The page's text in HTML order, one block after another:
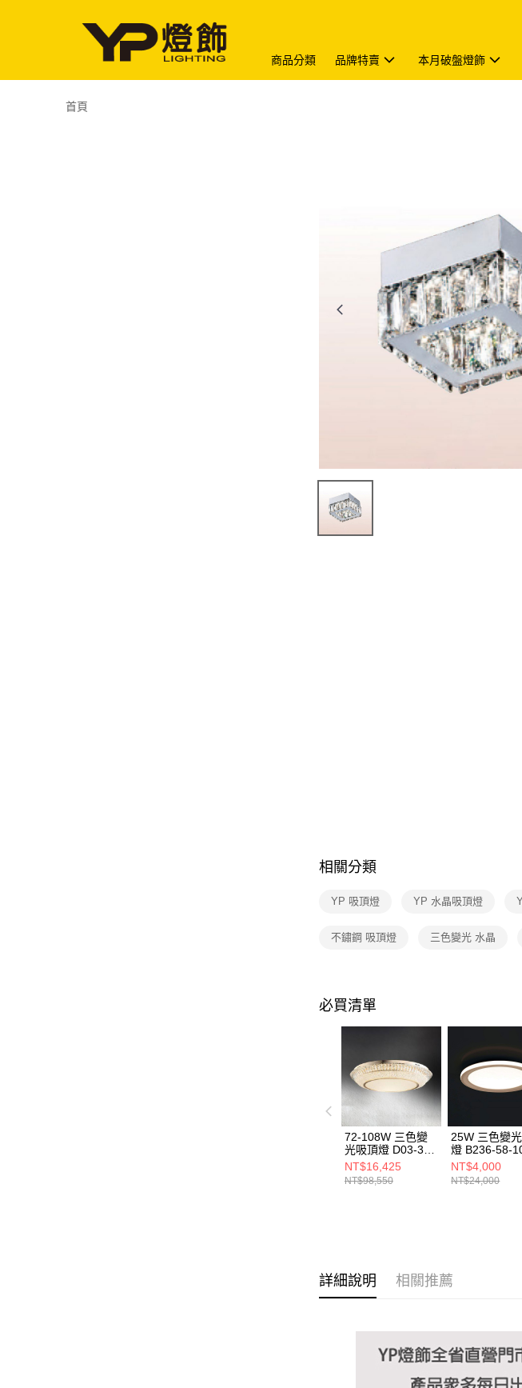
商品分類 品牌特賣 本月破盤燈飾
首頁
相關分類
YP 吸頂燈 YP 水晶吸頂燈
不鏽鋼 吸頂燈 三色變光 水晶
必買清單
72-108W 三色變
光吸頂燈 D03-30-
20213 20214
NT$16,425
NT$98,550
25W 三色變
燈 B236-58-
NT$4,000
NT$24,000
詳細說明 相關推薦